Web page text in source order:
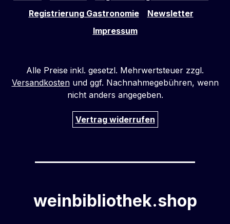
Registrierung Gastronomie
Newsletter
Impressum
Alle Preise inkl. gesetzl. Mehrwertsteuer zzgl.
Versandkostenund ggf. Nachnahmegebühren, wenn
nicht anders angegeben.
Vertrag widerrufen
weinbibliothek.shop